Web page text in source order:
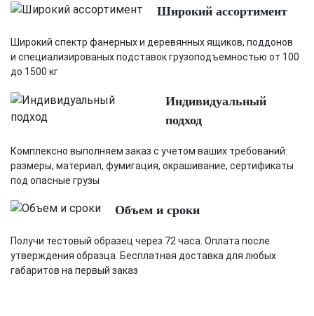
Широкий ассортимент
Широкий спектр фанерных и деревянных ящиков, поддонов
и специализированых подставок грузоподъемностью от 100
до 1500 кг
Индивидуальный
подход
Комплексно выполняем заказ с учетом ваших требований:
размеры, материал, фумигация, окрашивание, сертификаты
под опасные грузы
Объем и сроки
Получи тестовый образец через 72 часа. Оплата после
утверждения образца. Бесплатная доставка для любых
габаритов на первый заказ